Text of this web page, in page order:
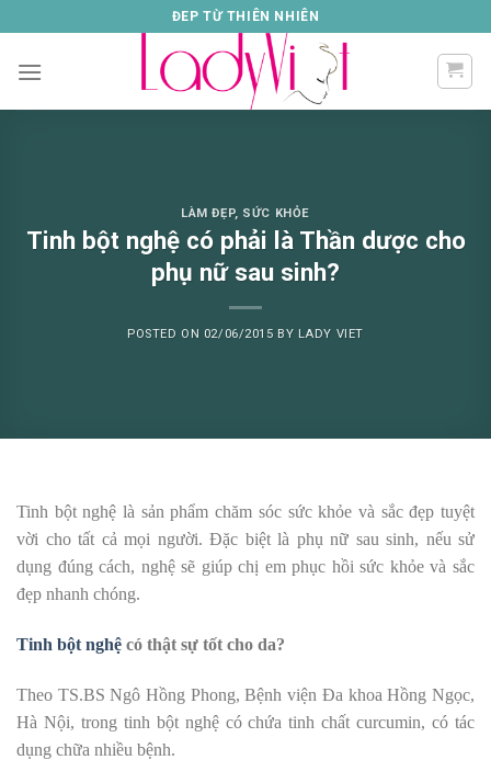
to
content
ĐEP TỪ THIÊN NHIÊN
LÀM ĐẸP, SỨC KHỎE
Tinh bột nghệ có phải là Thần dược cho
phụ nữ sau sinh?
POSTED ON 02/06/2015 BY LADY VIET
Tinh bột nghệ là sản phẩm chăm sóc sức khỏe và sắc đẹp tuyệt
vời cho tất cả mọi người. Đặc biệt là phụ nữ sau sinh, nếu sử
dụng đúng cách, nghệ sẽ giúp chị em phục hồi sức khỏe và sắc
đẹp nhanh chóng.
Tinh bột nghệ có thật sự tốt cho da?
Theo TS.BS Ngô Hồng Phong, Bệnh viện Đa khoa Hồng Ngọc,
Hà Nội, trong tinh bột nghệ có chứa tinh chất curcumin, có tác
dụng chữa nhiều bệnh.